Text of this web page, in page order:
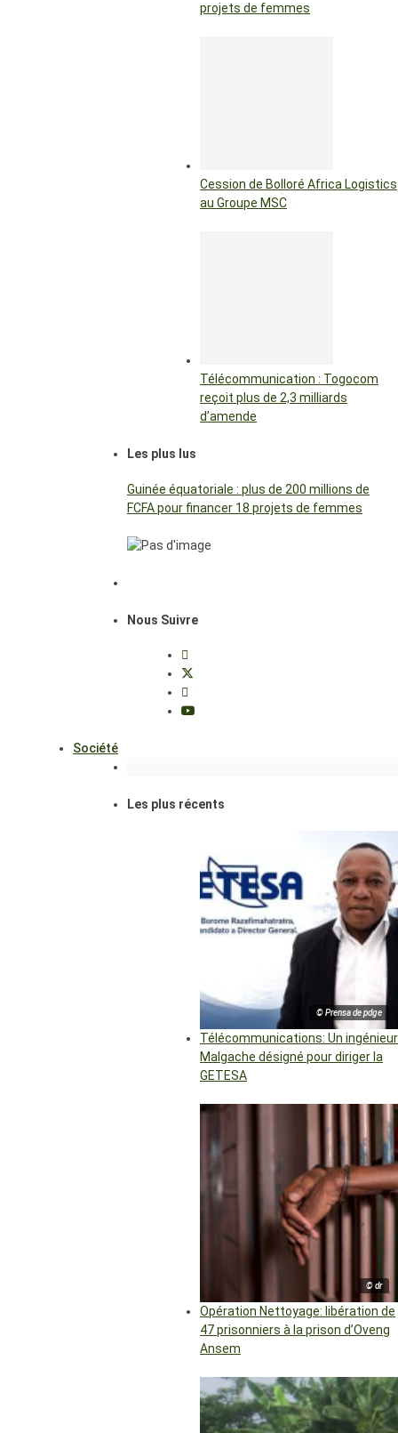
projets de femmes
Cession de Bolloré Africa Logistics
au Groupe MSC
Télécommunication : Togocom
reçoit plus de 2,3 milliards
d’amende
Les plus lus
Guinée équatoriale : plus de 200 millions de
FCFA pour financer 18 projets de femmes
Nous Suivre
Société
Les plus récents
© Prensa de pdge
Télécommunications: Un ingénieur
Malgache désigné pour diriger la
GETESA
© dr
Opération Nettoyage: libération de
47 prisonniers à la prison d’Oveng
Ansem